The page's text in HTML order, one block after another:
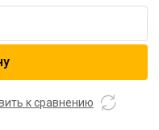
к сравнению